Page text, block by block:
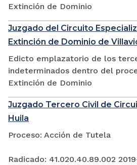
Extinción de Dominio
Juzgado del Circuito
Extinción de Dominio de
Edicto emplazatorio de los
indeterminados dentro del
Extinción de Dominio
Juzgado Tercero Civil de
Huila
Proceso: Acción de Tutela
Radicado: 41.020.40.89.002